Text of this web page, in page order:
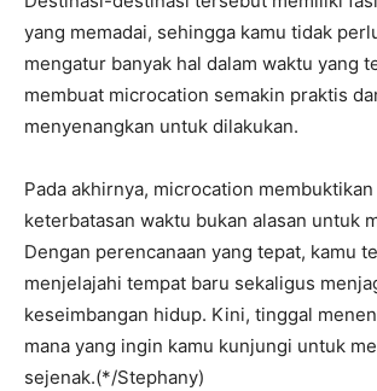
yang memadai, sehingga kamu tidak
mengatur banyak hal dalam waktu yang
membuat microcation semakin praktis
menyenangkan untuk dilakukan.
Pada akhirnya, microcation
keterbatasan waktu bukan alasan untuk
Dengan perencanaan yang tepat, kamu
menjelajahi tempat baru sekaligus
keseimbangan hidup. Kini, tinggal
mana yang ingin kamu kunjungi untuk
sejenak.(*/Stephany)